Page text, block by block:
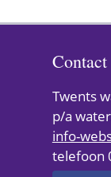
e
l
n
naar
Contact
Twents
p/a
info-
telefoon